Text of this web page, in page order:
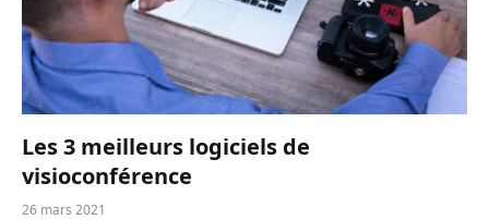
Les 3 meilleurs logiciels de
visioconférence
26 mars 2021